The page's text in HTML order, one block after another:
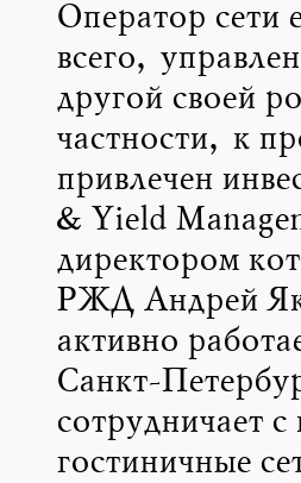
Оператор сети
всего,
другой своей
частности, к
привлечен
& Yield
директором
РЖД Андрей
активно
Санкт-
сотрудничает
гостиничные